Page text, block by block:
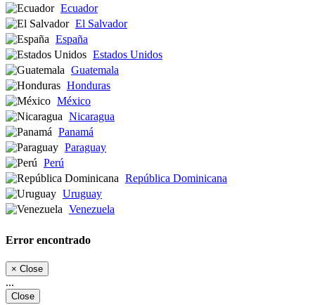
Ecuador
El Salvador
España
Estados Unidos
Guatemala
Honduras
México
Nicaragua
Panamá
Paraguay
Perú
República Dominicana
Uruguay
Venezuela
Error encontrado
× Close
...
Close